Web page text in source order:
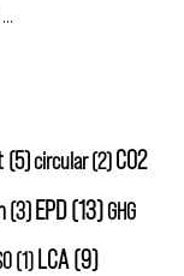
Huella de Carbono: Guía Completa para su Medición y Reducción en la Construcción
(5)circular(2)CO2
(3)EPD(13)GHG
(1)LCA(9)